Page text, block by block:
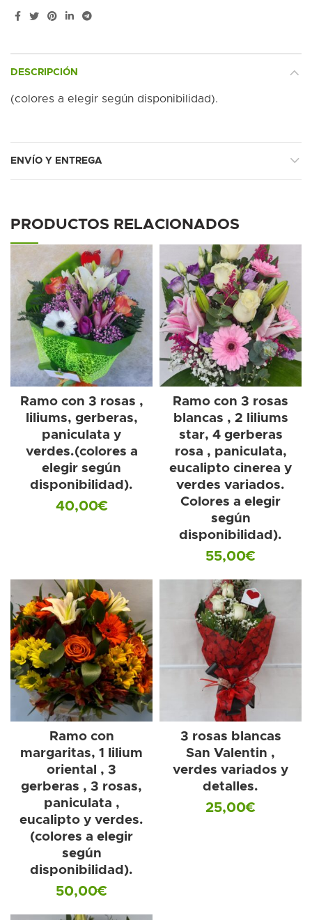
DESCRIPCIÓN
(colores a elegir según disponibilidad).
ENVÍO Y ENTREGA
PRODUCTOS RELACIONADOS
Ramo con 3 rosas ,
liliums, gerberas,
paniculata y
verdes.(colores a
elegir según
disponibilidad).
40,00€
Ramo con 3 rosas
blancas , 2 liliums
star, 4 gerberas
rosa , paniculata,
eucalipto cinerea y
verdes variados.
Colores a elegir
según
disponibilidad).
55,00€
Ramo con
margaritas, 1 lilium
oriental , 3
gerberas , 3 rosas,
paniculata ,
eucalipto y verdes.
(colores a elegir
según
disponibilidad).
50,00€
3 rosas blancas
San Valentin ,
verdes variados y
detalles.
25,00€